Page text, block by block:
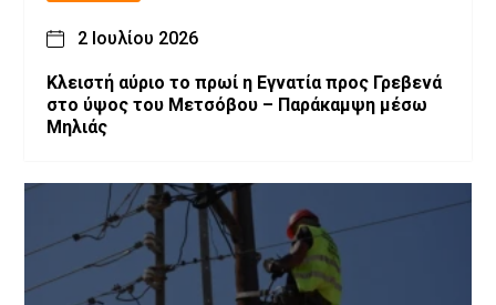
2 Ιουλίου 2026
Κλειστή αύριο το πρωί η Εγνατία προς Γρεβενά
στο ύψος του Μετσόβου – Παράκαμψη μέσω
Μηλιάς